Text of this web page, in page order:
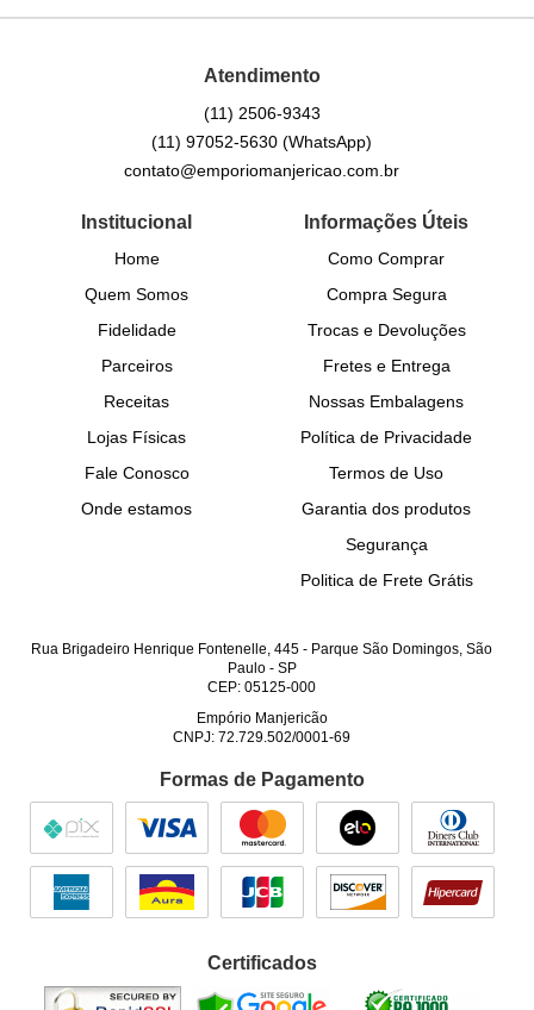
Atendimento
(11) 2506-9343
(11) 97052-5630(WhatsApp)
contato@emporiomanjericao.com.br
Institucional
Home
Quem Somos
Fidelidade
Parceiros
Receitas
Lojas Físicas
Fale Conosco
Onde estamos
Informações Úteis
Como Comprar
Compra Segura
Trocas e Devoluções
Fretes e Entrega
Nossas Embalagens
Política de Privacidade
Termos de Uso
Garantia dos produtos
Segurança
Politica de Frete Grátis
Rua Brigadeiro Henrique Fontenelle, 445 - Parque São Domingos, São
Paulo- SP
CEP: 05125-000
Empório Manjericão
CNPJ: 72.729.502/0001-69
Formas de Pagamento
Certificados